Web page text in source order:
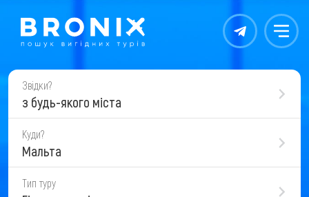
Контакты Меню
Звідки?
з будь-якого міста
Куди?
Мальта
Тип туру